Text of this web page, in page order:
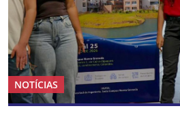
NOTÍCIAS